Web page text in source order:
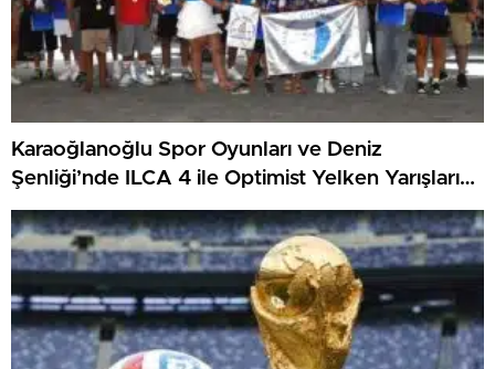
Karaoğlanoğlu Spor Oyunları ve Deniz
Şenliği’nde ILCA 4 ile Optimist Yelken Yarışları
Tamamlandı